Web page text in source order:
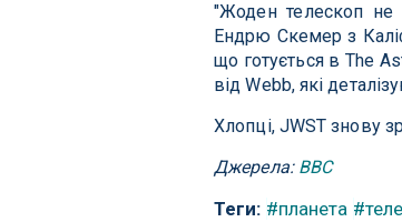
"Жоден телескоп не
Ендрю Скемер з
що готується в The
від Webb, які
Хлопці, JWST знову
Джерела: BBC
Теги: #планета